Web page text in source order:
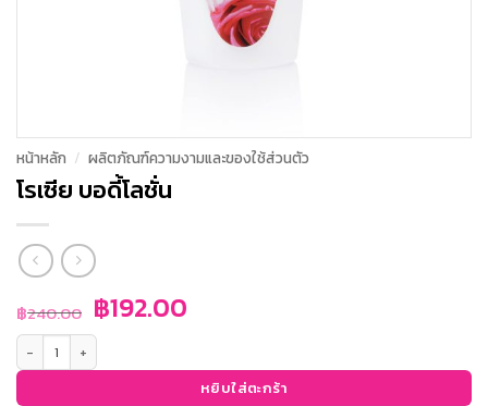
หน้าหลัก / ผลิตภัณฑ์ความงามและของใช้ส่วนตัว
โรเซีย บอดี้โลชั่น
฿240.00 Original
price
was:
฿192.00Current
฿192.00.
จำนวน โรเซีย บอดี้โลชั่น ชิ้น
หยิบใส่ตะกร้า